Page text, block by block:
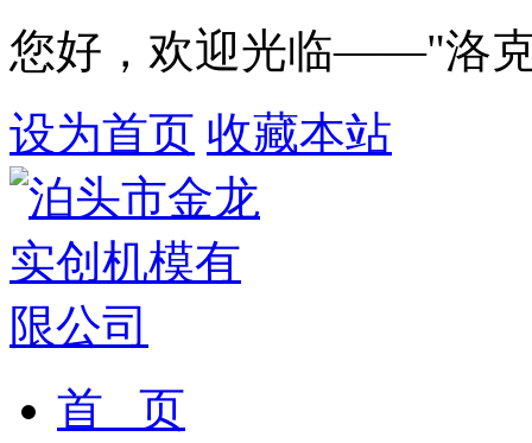
您好，欢迎光临——"洛
设为首页 收藏本站
首 页